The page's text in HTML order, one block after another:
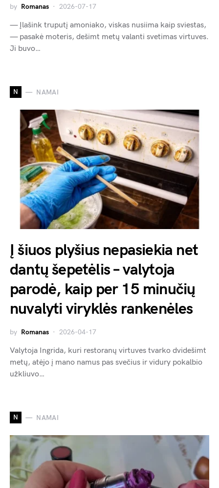
by Romanas 2026-07-17
— Įlašink truputį amoniako, viskas nusiima kaip sviestas,
— pasakė moteris, dešimt metų valanti svetimas virtuves.
Ji buvo…
N NAMAI
Į šiuos plyšius nepasiekia net
dantų šepetėlis – valytoja
parodė, kaip per 15 minučių
nuvalyti viryklės rankenėles
by Romanas 2026-04-17
Valytoja Ingrida, kuri restoranų virtuves tvarko dvidešimt
metų, atėjo į mano namus pas svečius ir vidury pokalbio
užkliuvo…
N NAMAI